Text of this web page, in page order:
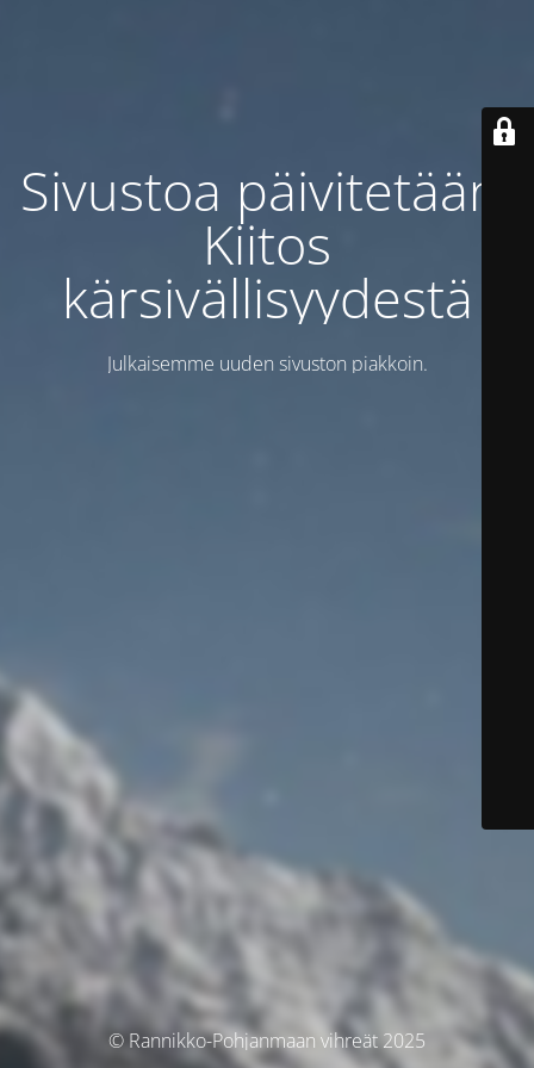
Sivustoa päivitetään.
Kiitos
kärsivällisyydestä
Julkaisemme uuden sivuston piakkoin.
© Rannikko-Pohjanmaan vihreät 2025